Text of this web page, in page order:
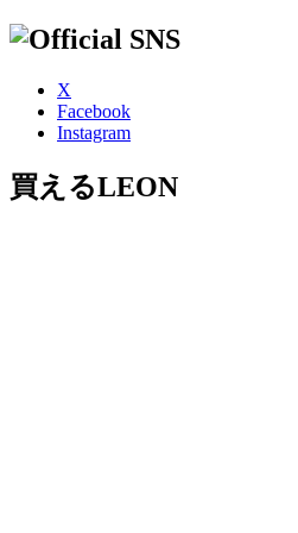
X
Facebook
Instagram
買えるLEON